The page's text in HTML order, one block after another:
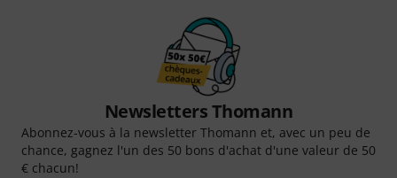
Newsletters Thomann
Abonnez-vous à la newsletter Thomann et, avec un peu de
chance, gagnez l'un des 50 bons d'achat d'une valeur de 50
€ chacun!